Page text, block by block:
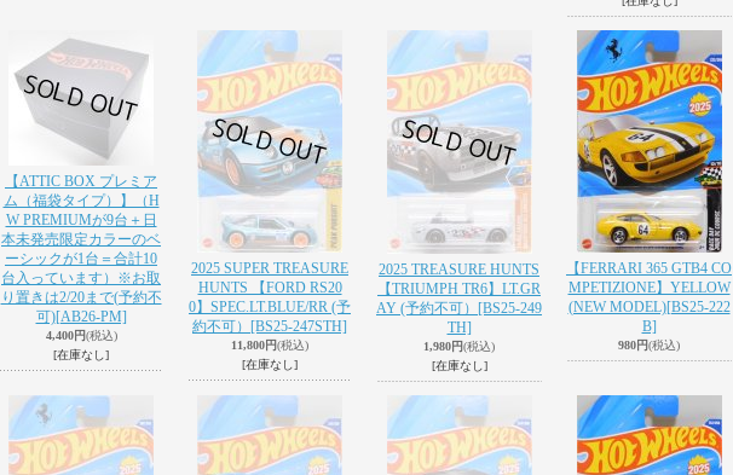
【ATTIC BOX プレミア
ム（福袋タイプ）】（H
W PREMIUMが9台＋日
本未発売限定カラーのベ
ーシックが1台＝合計10
台入っています）※お取
り置きは2/20まで(予約不
可)[AB26-PM]
4,400円(税込)
[在庫なし]
2025 SUPER TREASURE
HUNTS 【FORD RS20
0】SPEC.LT.BLUE/RR (予
約不可） [BS25-247STH]
11,800円(税込)
[在庫なし]
2025 TREASURE HUNTS
【TRIUMPH TR6】LT.GR
AY (予約不可） [BS25-249
TH]
1,980円(税込)
[在庫なし]
【FERRARI 365 GTB4 CO
MPETIZIONE】YELLOW
(NEW MODEL)[BS25-222
B]
980円(税込)